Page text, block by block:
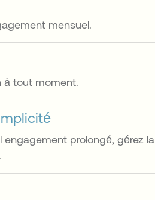
mensuel.
à tout moment.
engagement prolongé, gérez la